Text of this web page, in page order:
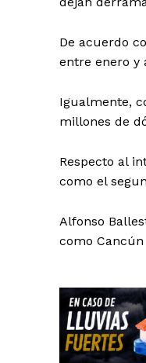
De acuerdo
entre enero y
Igualmente,
millones de
Respecto al
como el
Alfonso
como